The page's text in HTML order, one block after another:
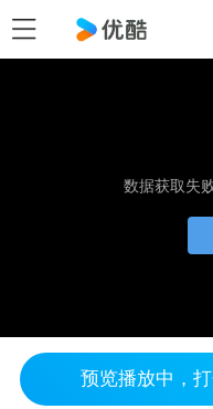
数据获取失
预览播放中，